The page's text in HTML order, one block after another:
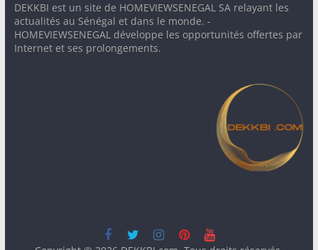
DEKKBI est un site de HOMEVIEWSENEGAL SA relayant les
actualités au Sénégal et dans le monde. -
HOMEVIEWSENEGAL développe les opportunités offertes par
Internet et ses prolongements.